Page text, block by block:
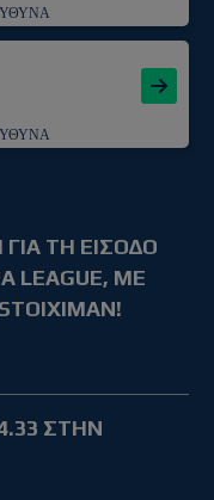
ΤΗ ΕΙΣΟΔΟ
LEAGUE, ΜΕ
ΣΤΗΝ